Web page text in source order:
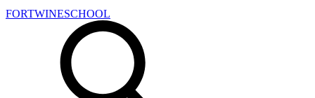
FORTWINESCHOOL